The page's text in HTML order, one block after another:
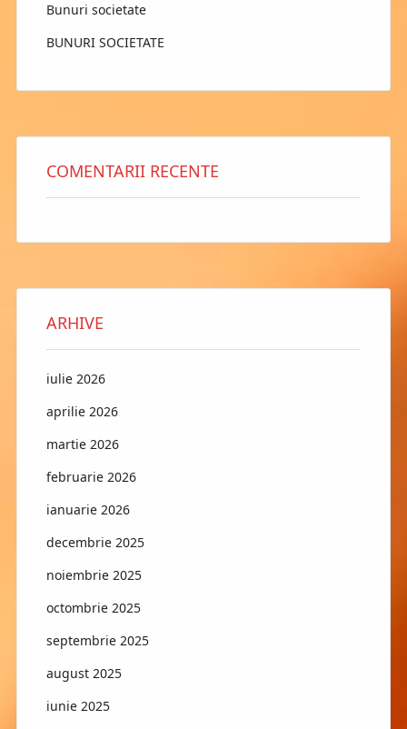
Bunuri societate
BUNURI SOCIETATE
COMENTARII RECENTE
ARHIVE
iulie 2026
aprilie 2026
martie 2026
februarie 2026
ianuarie 2026
decembrie 2025
noiembrie 2025
octombrie 2025
septembrie 2025
august 2025
iunie 2025